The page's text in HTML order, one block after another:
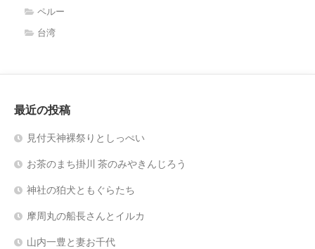
ペルー
台湾
最近の投稿
見付天神裸祭りとしっぺい
お茶のまち掛川 茶のみやきんじろう
神社の狛犬ともぐらたち
摩周丸の船長さんとイルカ
山内一豊と妻お千代